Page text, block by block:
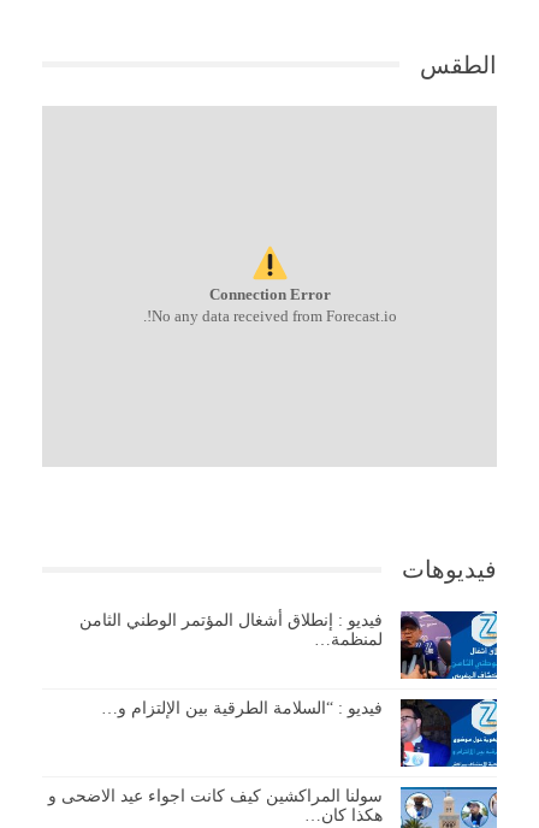
الطقس
Connection Error
No any data received from Forecast.io!.
فيديوهات
فيديو : إنطلاق أشغال المؤتمر الوطني الثامن
لمنظمة…
فيديو : “السلامة الطرقية بين الإلتزام و…
سولنا المراكشين كيف كانت اجواء عيد الاضحى و
هكذا كان…